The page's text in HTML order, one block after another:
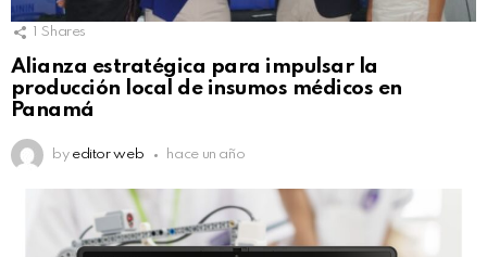
1 Shares
Alianza estratégica para impulsar la
producción local de insumos médicos en
Panamá
by editor web hace un año